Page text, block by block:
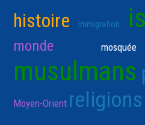
histoire immigration
monde mosquée
musulmans
Moyen-Orient religions